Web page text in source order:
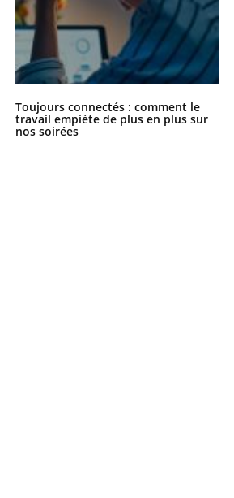
Toujours connectés : comment le
travail empiète de plus en plus sur
nos soirées